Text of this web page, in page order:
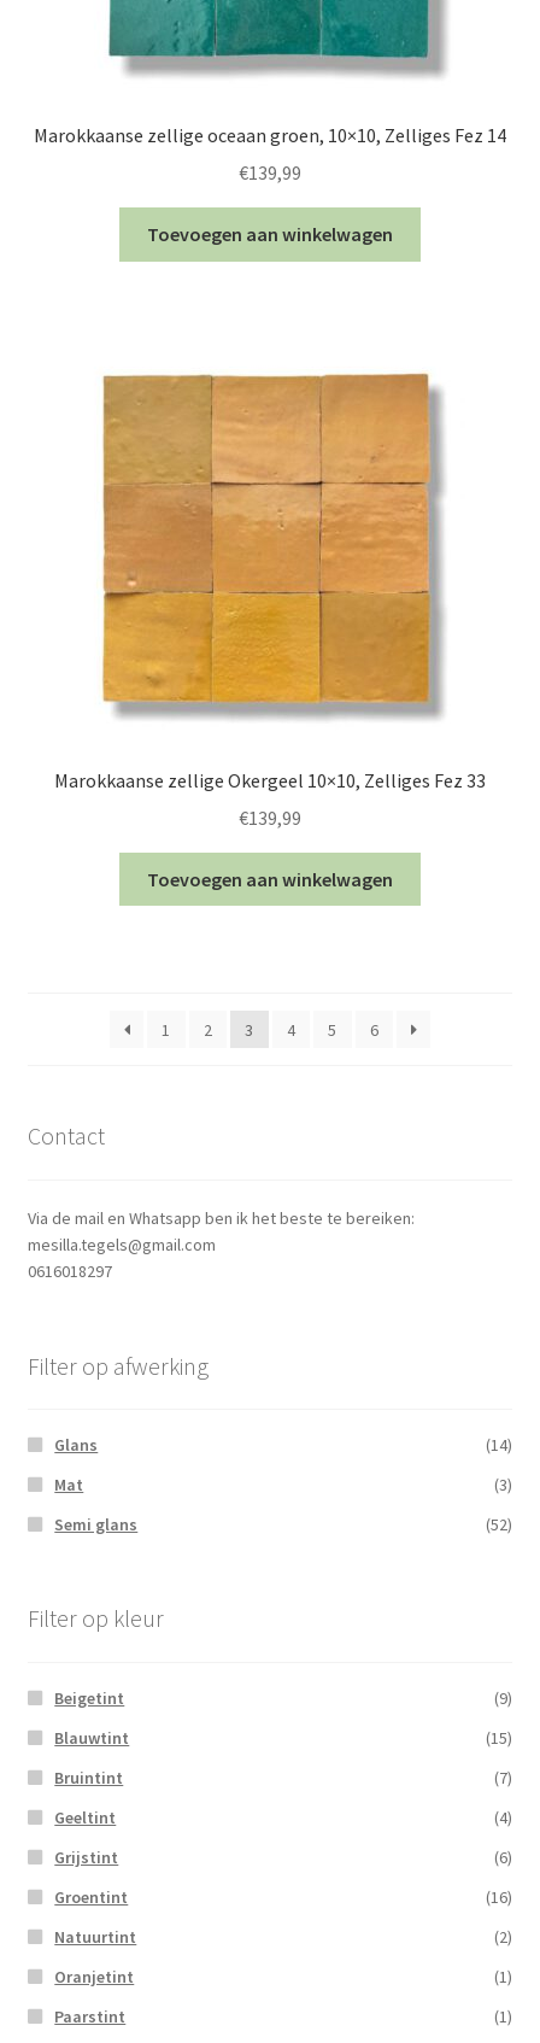
Marokkaanse zellige oceaan groen, 10×10, Zelliges Fez 14
€139,99
Toevoegen aan winkelwagen
Marokkaanse zellige Okergeel 10×10, Zelliges Fez 33
€139,99
Toevoegen aan winkelwagen
1 2 3 4 5 6
Contact
Via de mail en Whatsapp ben ik het beste te bereiken:
mesilla.tegels@gmail.com
0616018297
Filter op afwerking
Glans
(14)
Mat
(3)
Semi glans
(52)
Filter op kleur
Beigetint
(9)
Blauwtint
(15)
Bruintint
(7)
Geeltint
(4)
Grijstint
(6)
Groentint
(16)
Natuurtint
(2)
Oranjetint
(1)
Paarstint
(1)